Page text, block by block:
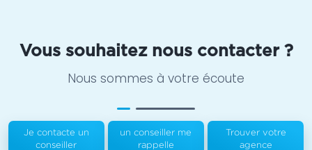
Vous souhaitez nous contacter ?
Nous sommes à votre écoute
Je contacte un
conseiller
un conseiller me
rappelle
Trouver votre
agence